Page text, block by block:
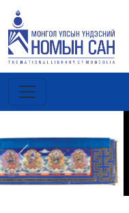
Previous